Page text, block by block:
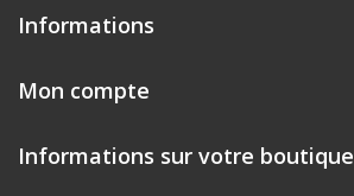
Informations
Mon compte
Informations sur votre boutique